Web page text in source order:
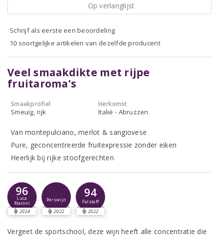
Op verlanglijst
Schrijf als eerste een beoordeling
10 soortgelijke artikelen van dezelfde producent
Veel smaakdikte met rijpe
fruitaroma’s
Smaakprofiel
Smeuïg, rijk
Herkomst
Italië - Abruzzen
Van montepulciano, merlot & sangiovese
Pure, geconcentreerde fruitexpressie zonder eiken
Heerlijk bij rijke stoofgerechten
96
Luca
Maroni
2024
Perswijn
2022
94
Falstaff
2022
Vergeet de sportschool, deze wijn heeft alle concentratie die